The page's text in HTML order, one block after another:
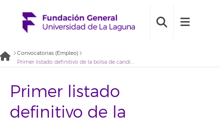
Convocatorias (Empleo)
Primer listado definitivo de la bolsa de candidatos y candidatas para participar a través de una beca formativa para el desarrollo de procesos facilitadores en el contexto del proyecto IngeniaULL 2021 (2020BDB012)
Primer listado
definitivo de la